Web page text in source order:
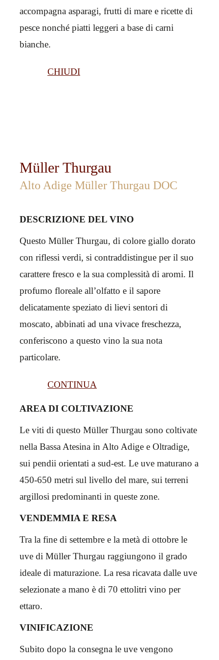
accompagna asparagi, frutti di mare e ricette di
pesce nonché piatti leggeri a base di carni
bianche.
CHIUDI
Müller Thurgau
Alto Adige Müller Thurgau DOC
DESCRIZIONE DEL VINO
Questo Müller Thurgau, di colore giallo dorato
con riflessi verdi, si contraddistingue per il suo
carattere fresco e la sua complessità di aromi. Il
profumo floreale all’olfatto e il sapore
delicatamente speziato di lievi sentori di
moscato, abbinati ad una vivace freschezza,
conferiscono a questo vino la sua nota
particolare.
CONTINUA
AREA DI COLTIVAZIONE
Le viti di questo Müller Thurgau sono coltivate
nella Bassa Atesina in Alto Adige e Oltradige,
sui pendii orientati a sud-est. Le uve maturano a
450-650 metri sul livello del mare, sui terreni
argillosi predominanti in queste zone.
VENDEMMIA E RESA
Tra la fine di settembre e la metà di ottobre le
uve di Müller Thurgau raggiungono il grado
ideale di maturazione. La resa ricavata dalle uve
selezionate a mano è di 70 ettolitri vino per
ettaro.
VINIFICAZIONE
Subito dopo la consegna le uve vengono